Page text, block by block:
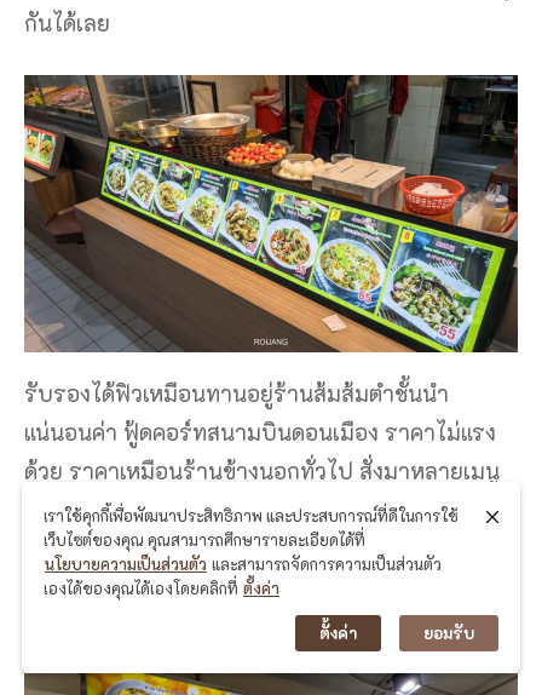
กันได้เลย
รับรองได้ฟิวเหมือนทานอยู่ร้านส้มส้มตำชั้นนำ
แน่นอนค่า ฟู้ดคอร์ทสนามบินดอนเมือง ราคาไม่แรง
ด้วย ราคาเหมือนร้านข้างนอกทั่วไป สั่งมาหลายเมนู
ได้เลย ทานเสร็จเดินทางไปที่เที่ยวใกล้กรุงเทพไปต่อ
แบบชิวๆ ค่า
5. ก๋วยเตี๋ยวไข่สะดุ้งป้าตุ่น
เราใช้คุกกี้เพื่อพัฒนาประสิทธิภาพ และประสบการณ์ที่ดีในการใช้
เว็บไซต์ของคุณ คุณสามารถศึกษารายละเอียดได้ที่
นโยบายความเป็นส่วนตัว และสามารถจัดการความเป็นส่วนตัว
เองได้ของคุณได้เองโดยคลิกที่ ตั้งค่า
ตั้งค่า ยอมรับ